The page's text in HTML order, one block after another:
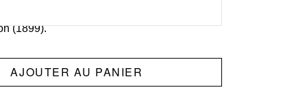
:
(1899).
AJOUTER AU PANIER